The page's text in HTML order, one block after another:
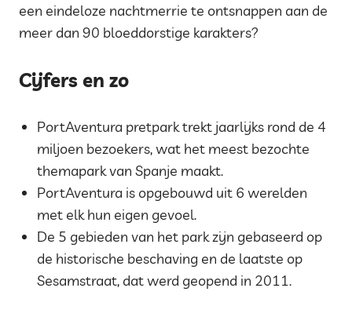
een eindeloze nachtmerrie te ontsnappen aan de
meer dan 90 bloeddorstige karakters?
Cijfers en zo
PortAventura pretpark trekt jaarlijks rond de 4
miljoen bezoekers, wat het meest bezochte
themapark van Spanje maakt.
PortAventura is opgebouwd uit 6 werelden
met elk hun eigen gevoel.
De 5 gebieden van het park zijn gebaseerd op
de historische beschaving en de laatste op
Sesamstraat, dat werd geopend in 2011.